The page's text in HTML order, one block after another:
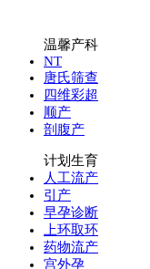
温馨产科
NT
唐氏筛查
四维彩超
顺产
剖腹产
计划生育
人工流产
引产
早孕诊断
上环取环
药物流产
宫外孕